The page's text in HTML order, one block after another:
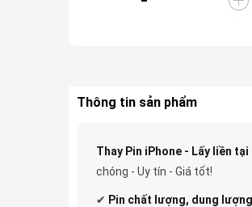
Thông tin sản phẩm
Thay Pin iPhone - Lấy liền tại
chóng - Uy tín - Giá tốt!
✔ Pin chất lượng, dung